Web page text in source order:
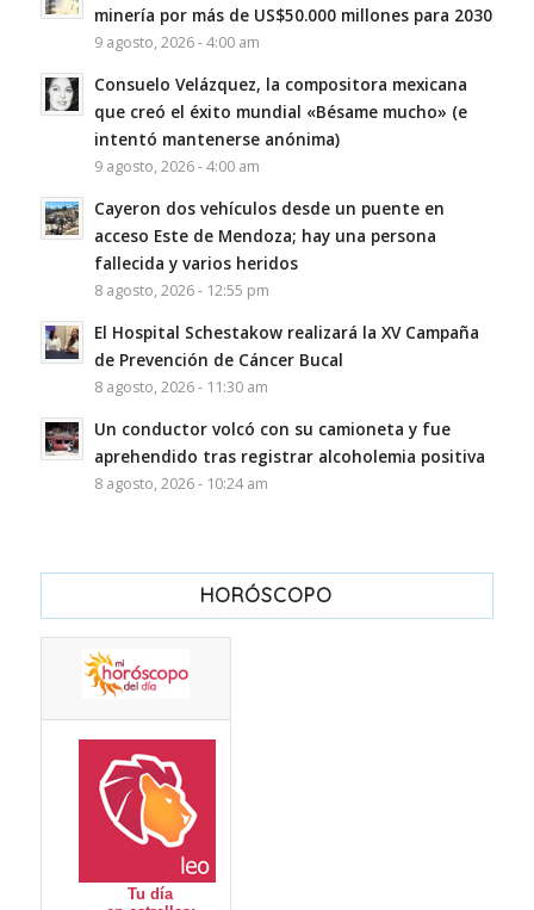
minería por más de US$50.000 millones para 2030
9 agosto, 2026 - 4:00 am
Consuelo Velázquez, la compositora mexicana
que creó el éxito mundial «Bésame mucho» (e
intentó mantenerse anónima)
9 agosto, 2026 - 4:00 am
Cayeron dos vehículos desde un puente en
acceso Este de Mendoza; hay una persona
fallecida y varios heridos
8 agosto, 2026 - 12:55 pm
El Hospital Schestakow realizará la XV Campaña
de Prevención de Cáncer Bucal
8 agosto, 2026 - 11:30 am
Un conductor volcó con su camioneta y fue
aprehendido tras registrar alcoholemia positiva
8 agosto, 2026 - 10:24 am
HORÓSCOPO